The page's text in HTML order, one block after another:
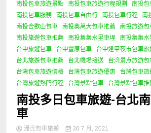
南投包車旅遊景點
南投包車旅遊行程規劃
南投
南投包車服務
南投包車自由行 南投包車行程
南
南投合歡山包車
南投奧萬大包車推薦
南投旅遊包
南投旅遊包車推薦
南投集集水里車埕
南投集集
台中旅遊包車
台中豐原包車
台中逢甲夜市包車旅
台北旅遊包車推薦
台北機場接送
台湾景点旅游包
台灣包車旅遊價格
台灣包車旅遊優惠
台灣包車
台灣旅遊熱門行程
台灣景點包車 台灣景點包車推
南投多日包車旅遊-台北
車
潘氏包車旅遊 30 7 月, 2021